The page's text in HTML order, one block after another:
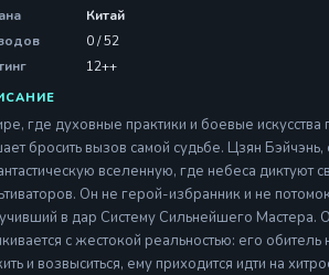
Китай
0 / 52
12++
где духовные практики и боевые
бросить вызов самой судьбе. Цзян
вселенную, где небеса диктуют
Он не герой-избранник и не
в дар Систему Сильнейшего Мастера.
с жестокой реальностью: его
и возвыситься, ему приходится идти на